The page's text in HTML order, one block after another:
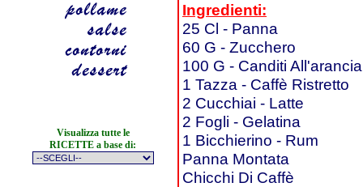
Visualizza tutte le
RICETTE a base di:
Ingredienti:
25 Cl - Panna
60 G - Zucchero
100 G - Canditi All'arancia
1 Tazza - Caffè Ristretto
2 Cucchiai - Latte
2 Fogli - Gelatina
1 Bicchierino - Rum
Panna Montata
Chicchi Di Caffè